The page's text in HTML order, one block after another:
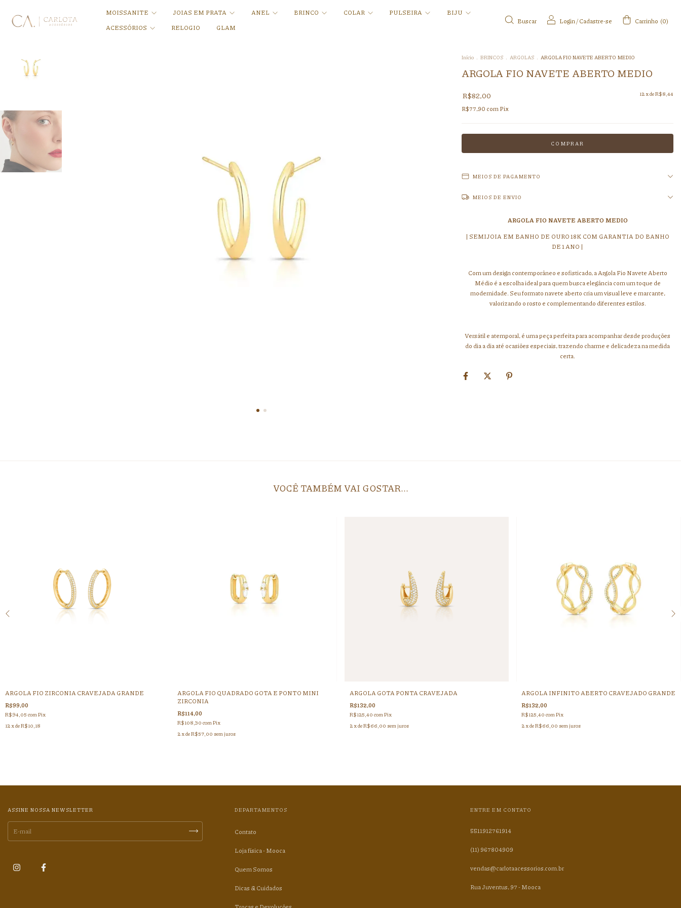
MOISSANITE JOIAS EM PRATA ANEL BRINCO COLAR PULSEIRA
BIJU
ACESSÓRIOS
RELOGIO GLAM
Buscar Login/Cadastre-se Carrinho (0)
Início . BRINCOS . ARGOLAS . ARGOLA FIO NAVETE ABERTO MEDIO
ARGOLA FIO NAVETE ABERTO MEDIO
R$82,00 12 x deR$8,44
R$77,90 comPix
MEIOS DE PAGAMENTO
MEIOS DE ENVIO
ARGOLA FIO NAVETE ABERTO MEDIO
| SEMIJOIA EM BANHO DE OURO 18K COM GARANTIA DO BANHO
DE 1 ANO |
Com um design contemporâneo e sofisticado, a Argola Fio Navete Aberto
Médio é a escolha ideal para quem busca elegância com um toque de
modernidade. Seu formato navete aberto cria um visual leve e marcante,
valorizando o rosto e complementando diferentes estilos.
Versátil e atemporal, é uma peça perfeita para acompanhar desde produções
do dia a dia até ocasiões especiais, trazendo charme e delicadeza na medida
certa.
VOCÊ TAMBÉM VAI GOSTAR...
ARGOLA FIO ZIRCONIA CRAVEJADA GRANDE
R$99,00
R$94,05 com Pix
12 x deR$10,18
ARGOLA FIO QUADRADO GOTA E PONTO MINI
ZIRCONIA
R$114,00
R$108,30 com Pix
2 x deR$57,00 sem juros
ARGOLA GOTA PONTA CRAVEJADA
R$132,00
R$125,40 com Pix
2 x deR$66,00 sem juros
ARGOLA INFINITO ABERTO CRAVEJADO GRANDE
R$132,00
R$125,40com Pix
2 x deR$66,00 sem juros
ASSINE NOSSA NEWSLETTER DEPARTAMENTOS
Contato
Loja física - Mooca
Quem Somos
Dicas & Cuidados
ENTRE EM CONTATO
5511912761914
(11) 967804909
vendas@carlotaacessorios.com.br
Rua Juventus, 97 - Mooca